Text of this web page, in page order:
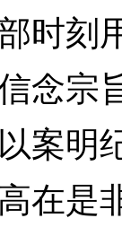
时刻
念宗
案明
在是